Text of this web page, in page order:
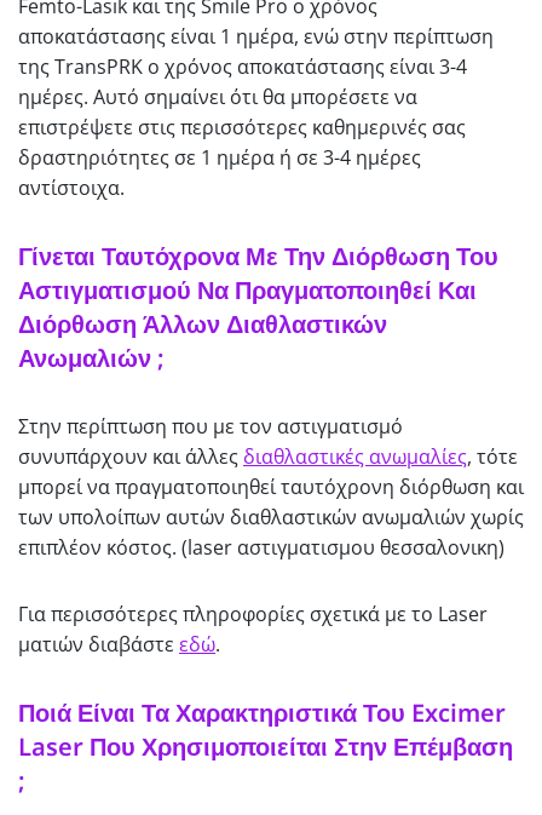
Femto-Lasik και της Smile Pro ο χρόνος
αποκατάστασης είναι 1 ημέρα, ενώ στην περίπτωση
της TransPRK ο χρόνος αποκατάστασης είναι 3-4
ημέρες. Αυτό σημαίνει ότι θα μπορέσετε να
επιστρέψετε στις περισσότερες καθημερινές σας
δραστηριότητες σε 1 ημέρα ή σε 3-4 ημέρες
αντίστοιχα.
Γίνεται Ταυτόχρονα Με Την Διόρθωση Του
Αστιγματισμού Να Πραγματοποιηθεί Και
Διόρθωση Άλλων Διαθλαστικών
Ανωμαλιών ;
Στην περίπτωση που με τον αστιγματισμό
συνυπάρχουν και άλλες διαθλαστικές ανωμαλίες, τότε
μπορεί να πραγματοποιηθεί ταυτόχρονη διόρθωση και
των υπολοίπων αυτών διαθλαστικών ανωμαλιών χωρίς
επιπλέον κόστος. (laser αστιγματισμου θεσσαλονικη)
Για περισσότερες πληροφορίες σχετικά με το Laser
ματιών διαβάστε εδώ.
Ποιά Είναι Τα Χαρακτηριστικά Του Excimer
Laser Που Χρησιμοποιείται Στην Επέμβαση
;